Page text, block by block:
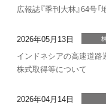
広報誌『季刊大林』64号
2026年05月13日
インドネシアの高速道路
株式取得等について
2026年04月14日